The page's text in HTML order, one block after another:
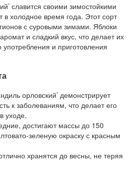
славится своими зимостойкими
холодное время года. Этот сорт
с суровыми зимами. Яблоки
и сладкий вкус, что делает их
и приготовления
орловский’ демонстрирует
к заболеваниям, что делает его
уходе.
достигают массы до 150
зеленую окраску с красным
хранятся до весны, не теряя